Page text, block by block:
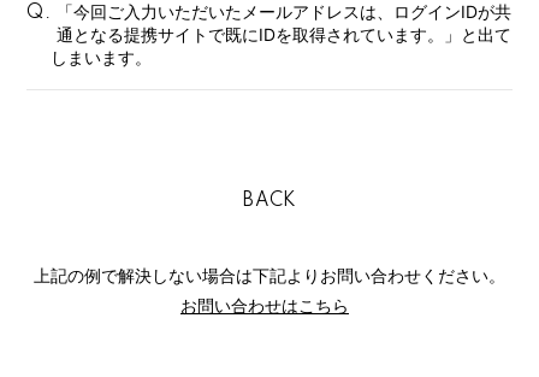
Gallery
Q.
「今回ご入力いただいたメールアドレスは、ログインIDが共
通となる提携サイトで既にIDを取得されています。」と出て
しまいます。
BACK
上記の例で解決しない場合は下記よりお問い合わせください。
お問い合わせはこちら